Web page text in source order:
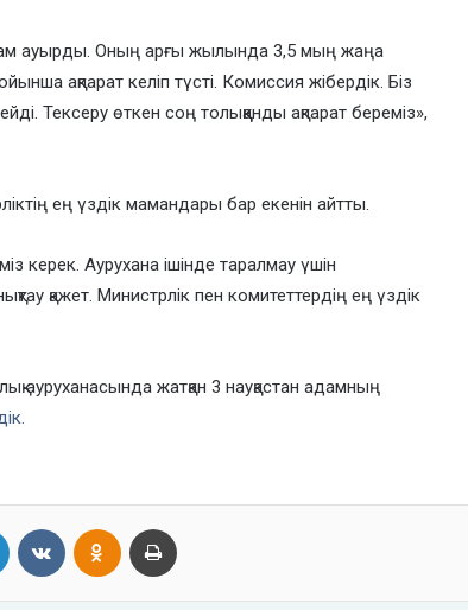
ауырды. Оның арғы жылында 3,5 мың жаңа
ақпарат келіп түсті. Комиссия жібердік. Біз
Тексеру өткен соң толыққанды ақпарат береміз»,
ең үздік мамандары бар екенін айтты.
керек. Аурухана ішінде таралмау үшін
қажет. Министрлік пен комитеттердің ең үздік
ауруханасында жатқан 3 науқастан адамның
LinkedIn VKontakteOdnoklassniki